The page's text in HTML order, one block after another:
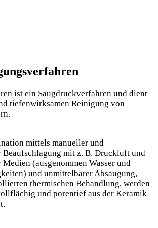
ist ein Saugdruckverfahren und dient
tiefenwirksamen Reinigung von
mittels manueller und
mit z. B. Druckluft und
(ausgenommen Wasser und
und unmittelbarer Absaugung,
thermischen Behandlung, werden
und porentief aus der Keramik